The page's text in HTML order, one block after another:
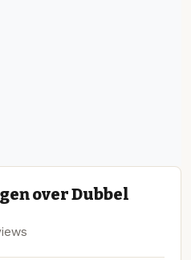
over Dubbel